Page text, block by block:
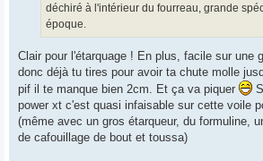
déchiré à l'intérieur du fourreau, grande
époque.
Clair pour l'étarquage ! En plus, facile sur une
donc déjà tu tires pour avoir ta chute molle
pif il te manque bien 2cm. Et ça va piquer
power xt c'est quasi infaisable sur cette voile
(même avec un gros étarqueur, du formuline,
de cafouillage de bout et toussa)